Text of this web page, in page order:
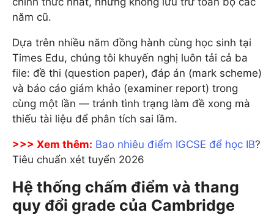
năm cũ.
Dựa trên nhiều năm đồng hành cùng học sinh tại
Times Edu, chúng tôi khuyến nghị luôn tải cả ba
file: đề thi (question paper), đáp án (mark scheme)
và báo cáo giám khảo (examiner report) trong
cùng một lần — tránh tình trạng làm đề xong mà
thiếu tài liệu để phân tích sai lầm.
>>> Xem thêm: Bao nhiêu điểm IGCSE để học IB?
Tiêu chuẩn xét tuyển 2026
Hệ thống chấm điểm và thang
quy đổi grade của Cambridge